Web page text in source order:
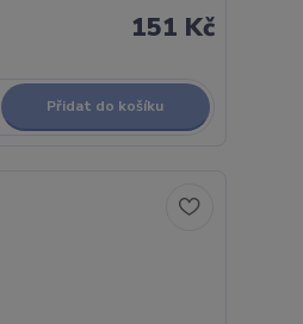
151 Kč
Přidat do košíku